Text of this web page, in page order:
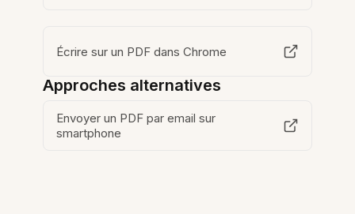
Écrire sur un PDF dans Chrome
Approches alternatives
Envoyer un PDF par email sur
smartphone